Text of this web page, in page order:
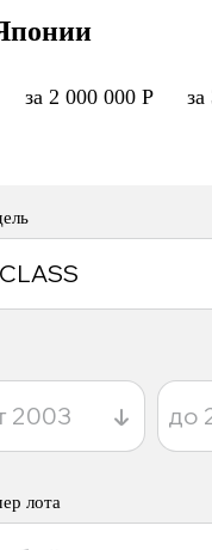
за 2 000 000 Р
лота